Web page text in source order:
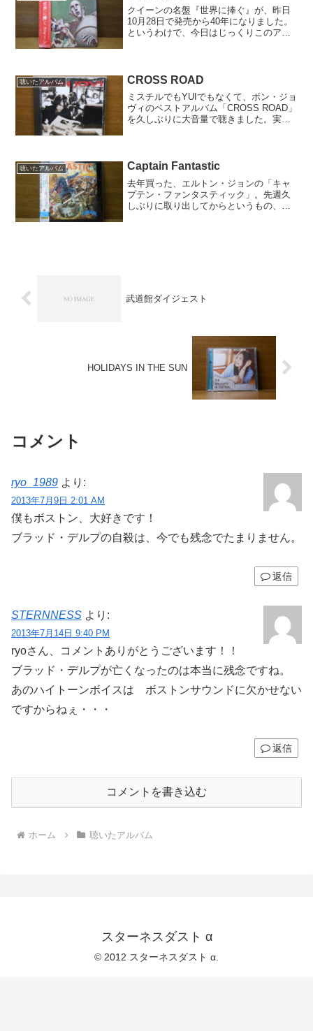
クイーンの名盤『世界に捧ぐ』が、昨日
10月28日で発売から40年になりました。
というわけで、今日はじっくりこのアル
スペース』 までが...
聴いたアルバム CROSS ROAD
ミスチルでもYUIでもなくて、ボン・ジョ
ヴィのベストアルバム「CROSS ROAD」
を久しぶりに大音量で聴きました。実は
こともあり、...
聴いたアルバム Captain Fantastic
去年買った、エルトン・ジョンの「キャ
プテン・ファンタスティック」。先週久
しぶりに取り出してからというもの、毎
武道館ダイジェスト
HOLIDAYS IN THE SUN
コメント
ryo_1989 より:
2013年7月9日 2:01 AM
僕もボストン、大好きです！
ブラッド・デルプの自殺は、今でも残念でたまりません。
返信
STERNNESS より:
2013年7月14日 9:40 PM
ryoさん、コメントありがとうございます！！
ブラッド・デルプが亡くなったのは本当に残念ですね。
あのハイトーンボイスは ボストンサウンドに欠かせない
ですからねぇ・・・
返信
コメントを書き込む
ホーム 聴いたアルバム
スターネスダスト α
© 2012 スターネスダスト α.